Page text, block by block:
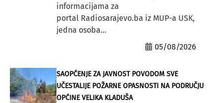
informacijama za
portal Radiosarajevo.ba iz MUP-a USK,
jedna osoba...
05/08/2026
SAOPĆENJE ZA JAVNOST POVODOM SVE
UČESTALIJE POŽARNE OPASNOSTI NA PODRUČJU
OPĆINE VELIKA KLADUŠA